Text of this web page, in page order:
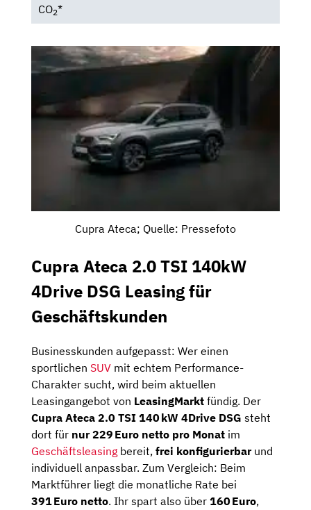
CO2*
Cupra Ateca; Quelle: Pressefoto
Cupra Ateca 2.0 TSI 140kW
4Drive DSG Leasing für
Geschäftskunden
Businesskunden aufgepasst: Wer einen
sportlichen SUV mit echtem Performance-
Charakter sucht, wird beim aktuellen
Leasingangebot von LeasingMarkt fündig. Der
Cupra Ateca 2.0 TSI 140 kW 4Drive DSG steht
dort für nur 229 Euro netto pro Monat im
Geschäftsleasing bereit, frei konfigurierbarund
individuell anpassbar. Zum Vergleich: Beim
Marktführer liegt die monatliche Rate bei
391 Euro netto. Ihr spart also über 160 Euro,